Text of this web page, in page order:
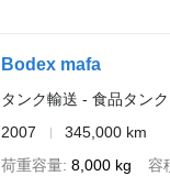
Bodex mafa
タンク輸送 - 食品タン
2007
345,000 km
荷重容量 8,000 kg 容